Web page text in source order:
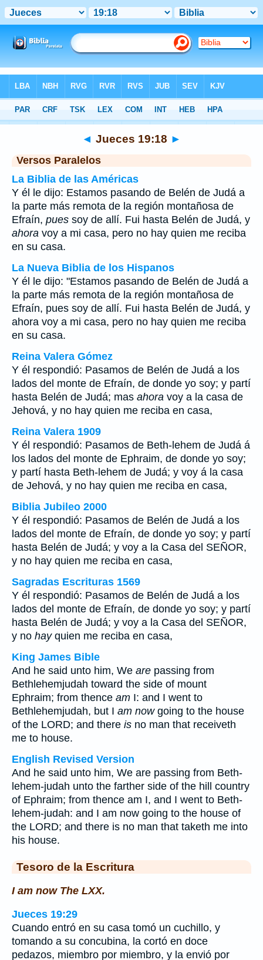
>Jueces Capítulo 19 > Verso 18
◄ Jueces 19:18 ►
Versos Paralelos
La Biblia de las Américas
Y él le dijo: Estamos pasando de Belén de Judá a
la parte más remota de la región montañosa de
Efraín, pues soy de allí. Fui hasta Belén de Judá, y
ahora voy a mi casa, pero no hay quien me reciba
en su casa.
La Nueva Biblia de los Hispanos
Y él le dijo: "Estamos pasando de Belén de Judá a
la parte más remota de la región montañosa de
Efraín, pues soy de allí. Fui hasta Belén de Judá, y
ahora voy a mi casa, pero no hay quien me reciba
en su casa.
Reina Valera Gómez
Y él respondió: Pasamos de Belén de Judá a los
lados del monte de Efraín, de donde yo soy; y partí
hasta Belén de Judá; mas ahora voy a la casa de
Jehová, y no hay quien me reciba en casa,
Reina Valera 1909
Y él respondió: Pasamos de Beth-lehem de Judá á
los lados del monte de Ephraim, de donde yo soy;
y partí hasta Beth-lehem de Judá; y voy á la casa
de Jehová, y no hay quien me reciba en casa,
Biblia Jubileo 2000
Y él respondió: Pasamos de Belén de Judá a los
lados del monte de Efraín, de donde yo soy; y partí
hasta Belén de Judá; y voy a la Casa del SEÑOR,
y no hay quien me reciba en casa,
Sagradas Escrituras 1569
Y él respondió: Pasamos de Belén de Judá a los
lados del monte de Efraín, de donde yo soy; y partí
hasta Belén de Judá; y voy a la Casa del SEÑOR,
y no hayquien me reciba en casa,
King James Bible
And he said unto him, We are passing from
Bethlehemjudah toward the side of mount
Ephraim; from thence am I: and I went to
Bethlehemjudah, but I am nowgoing to the house
of the LORD; and there is no man that receiveth
me to house.
English Revised Version
And he said unto him, We are passing from Beth-
lehem-judah unto the farther side of the hill country
of Ephraim; from thence am I, and I went to Beth-
lehem-judah: and I am now going to the house of
the LORD; and there is no man that taketh me into
his house.
Tesoro de la Escritura
I am now The LXX.
Jueces 19:29
Cuando entró en su casa tomó un cuchillo, y
tomando a su concubina, la cortó en doce
pedazos, miembro por miembro, y la envió por